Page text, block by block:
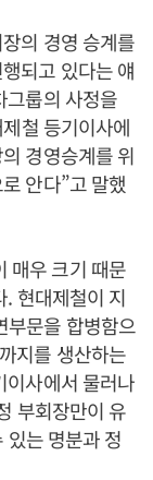
의 경영 승계를
되고 있다는 얘
그룹의 사정을
철 등기이사에
경영승계를 위
안다”고 말했
매우 크기 때문
현대제철이 지
부문을 합병함으
지를 생산하는
이사에서 물러나
부회장만이 유
있는 명분과 정